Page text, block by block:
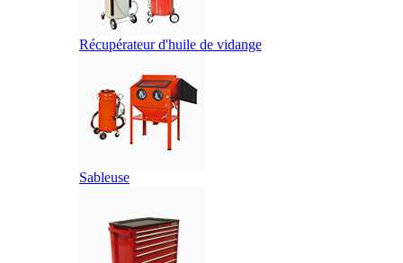
Récupérateur d'huile de vidange
Sableuse